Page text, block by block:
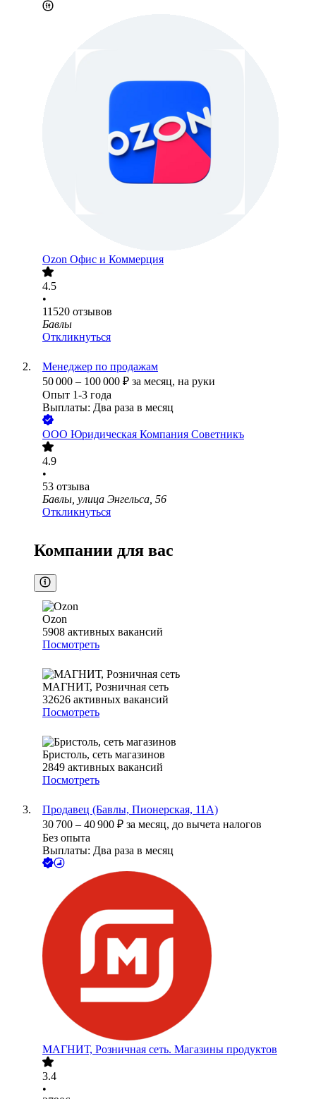
Ozon Офис и Коммерция
4.5
•
11520 отзывов
Бавлы
Откликнуться
Менеджер по продажам
50 000 – 100 000 ₽ за месяц, на руки
Опыт 1-3 года
Выплаты: Два раза в месяц
ООО Юридическая Компания Советникъ
4.9
•
53 отзыва
Бавлы, улица Энгельса, 56
Откликнуться
Компании для вас
Ozon
5908 активных вакансий
Посмотреть
МАГНИТ, Розничная сеть
32626 активных вакансий
Посмотреть
Бристоль, сеть магазинов
2849 активных вакансий
Посмотреть
Продавец (Бавлы, Пионерская, 11А)
30 700 – 40 900 ₽ за месяц, до вычета налогов
Без опыта
Выплаты: Два раза в месяц
МАГНИТ, Розничная сеть. Магазины продуктов
3.4
•